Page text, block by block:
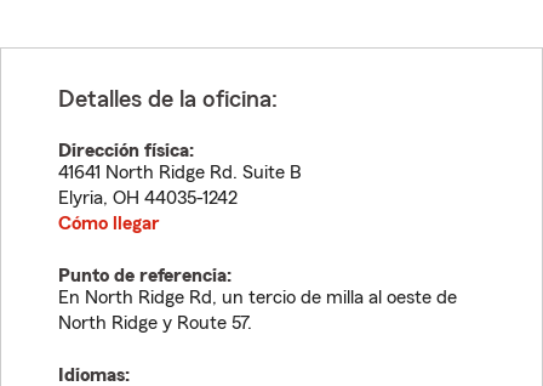
Detalles de la oficina:
Dirección física:
41641 North Ridge Rd. Suite B
Elyria, OH 44035-1242
Cómo llegar
Punto de referencia:
En North Ridge Rd, un tercio de milla al oeste de
North Ridge y Route 57.
Idiomas: